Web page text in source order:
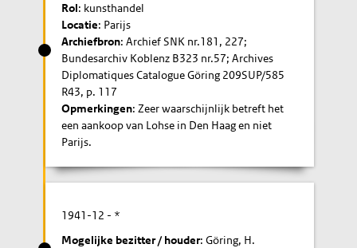
Rol: kunsthandel
Locatie: Parijs
Archiefbron: Archief SNK nr.181, 227;
Bundesarchiv Koblenz B323 nr.57; Archives
Diplomatiques Catalogue Göring 209SUP/585
R43, p. 117
Opmerkingen: Zeer waarschijnlijk betreft het
een aankoop van Lohse in Den Haag en niet
Parijs.
1941-12 - *
Mogelijke bezitter / houder: Göring, H.